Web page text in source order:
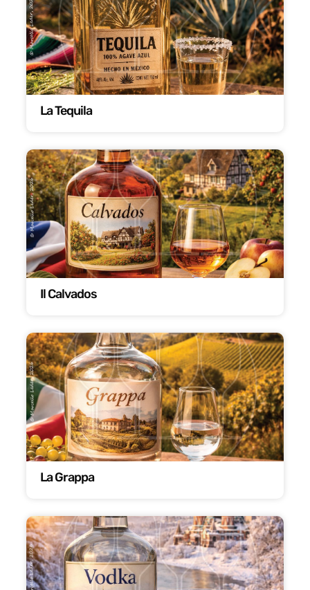
La Tequila
Il Calvados
La Grappa